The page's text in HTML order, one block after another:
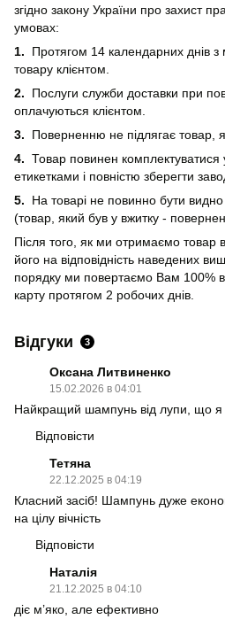
згідно закону України про захист
умовах:
1.
Протягом 14 календарних днів
товару клієнтом.
2. Послуги служби доставки при
оплачуються клієнтом.
3.
Поверненню не підлягає товар,
4. Товар повинен комплектуватися
етикетками і повністю зберегти
5. На товарі не повинно бути видно
(товар, який був у вжитку -
Після того, як ми отримаємо товар
його на відповідність наведених
порядку ми повертаємо Вам 100%
карту протягом 2 робочих днів.
Відгуки 3
Оксана Литвиненко
15.02.2026 в 04:01
Найкращий шампунь від лупи, що я
Відповісти
Тетяна
22.12.2025 в 04:19
Класний засіб! Шампунь дуже
на цілу вічність
Відповісти
Наталія
21.12.2025 в 04:10
діє м’яко, але ефективно